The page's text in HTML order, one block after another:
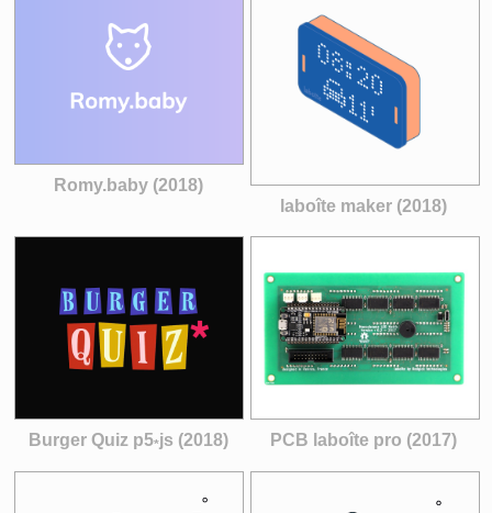
Romy.baby (2018)
laboîte maker (2018)
Burger Quiz p5*js (2018) PCB laboîte pro (2017)